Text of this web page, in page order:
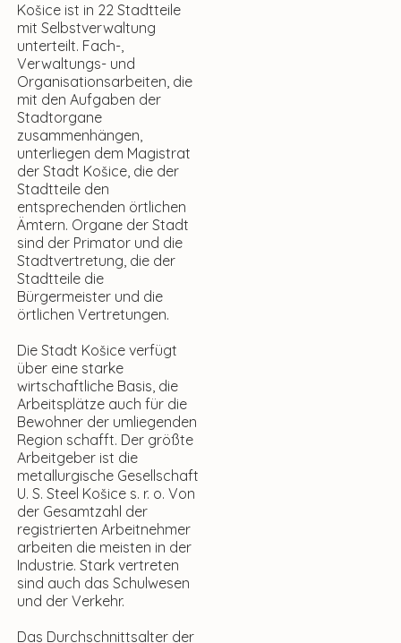
Košice ist in 22 Stadtteile
mit Selbstverwaltung
unterteilt. Fach-,
Verwaltungs- und
Organisationsarbeiten, die
mit den Aufgaben der
Stadtorgane
zusammenhängen,
unterliegen dem Magistrat
der Stadt Košice, die der
Stadtteile den
entsprechenden örtlichen
Ämtern. Organe der Stadt
sind der Primator und die
Stadtvertretung, die der
Stadtteile die
Bürgermeister und die
örtlichen Vertretungen.
Die Stadt Košice verfügt
über eine starke
wirtschaftliche Basis, die
Arbeitsplätze auch für die
Bewohner der umliegenden
Region schafft. Der größte
Arbeitgeber ist die
metallurgische Gesellschaft
U. S. Steel Košice s. r. o. Von
der Gesamtzahl der
registrierten Arbeitnehmer
arbeiten die meisten in der
Industrie. Stark vertreten
sind auch das Schulwesen
und der Verkehr.
Das Durchschnittsalter der